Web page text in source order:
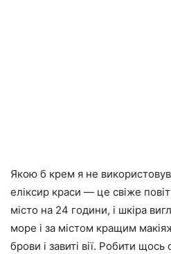
Якою б крем я не
еліксир краси — це свіже
місто на 24 години, і шкіра
море і за містом кращим
брови і завиті вії. Робити